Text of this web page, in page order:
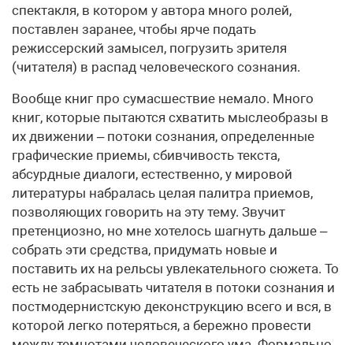
спектакля, в котором у автора много ролей,
поставлен заранее, чтобы ярче подать
режиссерский замысел, погрузить зрителя
(читателя) в распад человеческого сознания.
Вообще книг про сумасшествие немало. Много
книг, которые пытаются схватить мысле­образы в
их движении – потоки сознания, определенные
графические приемы, сбивчивость текста,
абсурдные диалоги, естественно, у мировой
литературы набралась целая палитра приемов,
позволяющих говорить на эту тему. Звучит
претенциозно, но мне хотелось шагнуть дальше –
собрать эти средства, придумать новые и
поставить их на рельсы увлекательного сюжета. То
есть не забрасывать читателя в потоки сознания и
постмодернистскую деконструкцию всего и вся, в
которой легко потеряться, а бережно провести